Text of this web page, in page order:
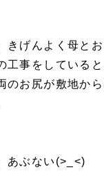
きげんよく母と
工事をしていると
のお尻が敷地か
あぶない(>_<)